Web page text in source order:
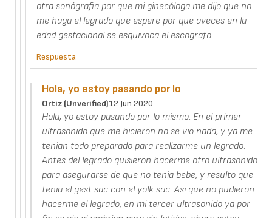
otra sonógrafia por que mi ginecóloga me dijo que no
me haga el legrado que espere por que aveces en la
edad gestacional se esquivoca el escografo
Respuesta
Hola, yo estoy pasando por lo
Ortiz (unverified)12 Jun 2020
Hola, yo estoy pasando por lo mismo. En el primer
ultrasonido que me hicieron no se vio nada, y ya me
tenian todo preparado para realizarme un legrado.
Antes del legrado quisieron hacerme otro ultrasonido
para asegurarse de que no tenia bebe, y resulto que
tenia el gest sac con el yolk sac. Asi que no pudieron
hacerme el legrado, en mi tercer ultrasonido ya por